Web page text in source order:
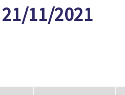
11/2021